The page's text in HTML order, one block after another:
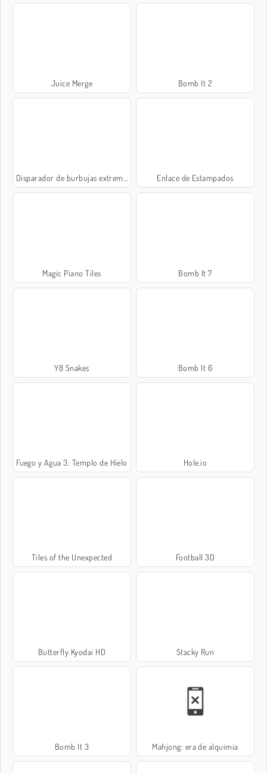
Juice Merge Bomb It 2
Disparador de burbujas extremo Enlace de Estampados
Magic Piano Tiles Bomb It 7
Y8 Snakes Bomb It 6
Fuego y Agua 3: Templo de Hielo Hole.io
Tiles of the Unexpected Football 3D
Butterfly Kyodai HD Stacky Run
Bomb It 3 Mahjong: era de alquimia